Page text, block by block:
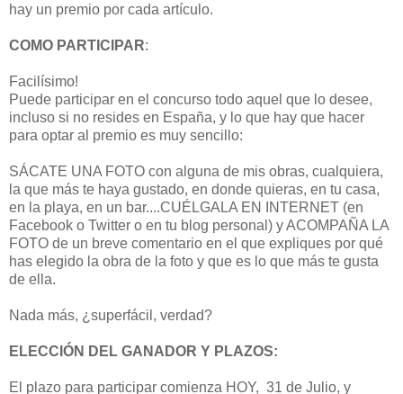
hay un premio por cada artículo.
COMO PARTICIPAR:
Facilísimo!
Puede participar en el concurso todo aquel que lo desee,
incluso si no resides en España, y lo que hay que hacer
para optar al premio es muy sencillo:
SÁCATE UNA FOTO con alguna de mis obras, cualquiera,
la que más te haya gustado, en donde quieras, en tu casa,
en la playa, en un bar....CUÉLGALA EN INTERNET (en
Facebook o Twitter o en tu blog personal) y ACOMPAÑA LA
FOTO de un breve comentario en el que expliques por qué
has elegido la obra de la foto y que es lo que más te gusta
de ella.
Nada más, ¿superfácil, verdad?
ELECCIÓN DEL GANADOR Y PLAZOS:
El plazo para participar comienza HOY, 31 de Julio, y